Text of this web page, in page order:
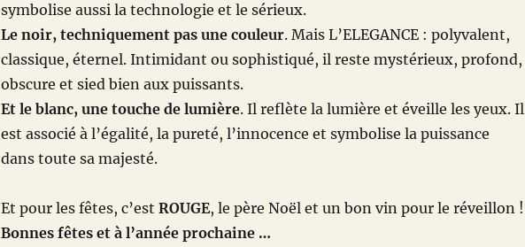
symbolise aussi la technologie et le sérieux.
Le noir, techniquement pas une couleur. Mais L’ELEGANCE : polyvalent,
classique, éternel. Intimidant ou sophistiqué, il reste mystérieux, profond,
obscure et sied bien aux puissants.
Et le blanc, une touche de lumière. Il reflète la lumière et éveille les yeux. Il
est associé à l’égalité, la pureté, l’innocence et symbolise la puissance
dans toute sa majesté.
Et pour les fêtes, c’est ROUGE, le père Noël et un bon vin pour le réveillon !
Bonnes fêtes et à l’année prochaine …